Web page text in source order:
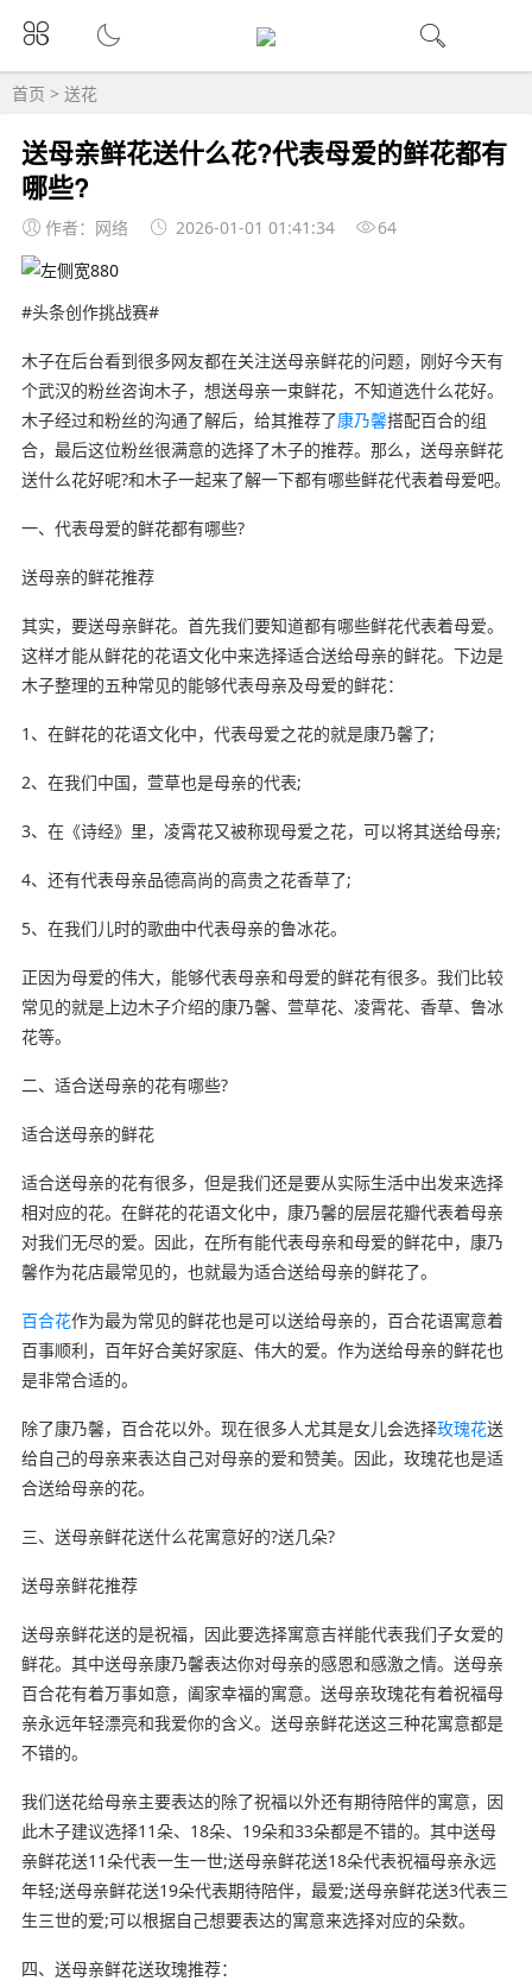
首页 > 送花
送母亲鲜花送什么花?代表母爱的鲜花都有
哪些?
作者：网络 2026-01-01 01:41:34 64
#头条创作挑战赛#
木子在后台看到很多网友都在关注送母亲鲜花的问题，刚好今天有
个武汉的粉丝咨询木子，想送母亲一束鲜花，不知道选什么花好。
木子经过和粉丝的沟通了解后，给其推荐了康乃馨搭配百合的组
合，最后这位粉丝很满意的选择了木子的推荐。那么，送母亲鲜花
送什么花好呢?和木子一起来了解一下都有哪些鲜花代表着母爱吧。
一、代表母爱的鲜花都有哪些?
送母亲的鲜花推荐
其实，要送母亲鲜花。首先我们要知道都有哪些鲜花代表着母爱。
这样才能从鲜花的花语文化中来选择适合送给母亲的鲜花。下边是
木子整理的五种常见的能够代表母亲及母爱的鲜花：
1、在鲜花的花语文化中，代表母爱之花的就是康乃馨了;
2、在我们中国，萱草也是母亲的代表;
3、在《诗经》里，凌霄花又被称现母爱之花，可以将其送给母亲;
4、还有代表母亲品德高尚的高贵之花香草了;
5、在我们儿时的歌曲中代表母亲的鲁冰花。
正因为母爱的伟大，能够代表母亲和母爱的鲜花有很多。我们比较
常见的就是上边木子介绍的康乃馨、萱草花、凌霄花、香草、鲁冰
花等。
二、适合送母亲的花有哪些?
适合送母亲的鲜花
适合送母亲的花有很多，但是我们还是要从实际生活中出发来选择
相对应的花。在鲜花的花语文化中，康乃馨的层层花瓣代表着母亲
对我们无尽的爱。因此，在所有能代表母亲和母爱的鲜花中，康乃
馨作为花店最常见的，也就最为适合送给母亲的鲜花了。
百合花作为最为常见的鲜花也是可以送给母亲的，百合花语寓意着
百事顺利，百年好合美好家庭、伟大的爱。作为送给母亲的鲜花也
是非常合适的。
除了康乃馨，百合花以外。现在很多人尤其是女儿会选择玫瑰花送
给自己的母亲来表达自己对母亲的爱和赞美。因此，玫瑰花也是适
合送给母亲的花。
三、送母亲鲜花送什么花寓意好的?送几朵?
送母亲鲜花推荐
送母亲鲜花送的是祝福，因此要选择寓意吉祥能代表我们子女爱的
鲜花。其中送母亲康乃馨表达你对母亲的感恩和感激之情。送母亲
百合花有着万事如意，阖家幸福的寓意。送母亲玫瑰花有着祝福母
亲永远年轻漂亮和我爱你的含义。送母亲鲜花送这三种花寓意都是
不错的。
我们送花给母亲主要表达的除了祝福以外还有期待陪伴的寓意，因
此木子建议选择11朵、18朵、19朵和33朵都是不错的。其中送母
亲鲜花送11朵代表一生一世;送母亲鲜花送18朵代表祝福母亲永远
年轻;送母亲鲜花送19朵代表期待陪伴，最爱;送母亲鲜花送3代表三
生三世的爱;可以根据自己想要表达的寓意来选择对应的朵数。
四、送母亲鲜花送玫瑰推荐：